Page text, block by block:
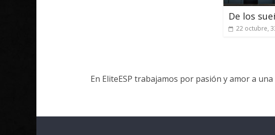
De los
22 octubre,
En EliteESP trabajamos por pasión y amor a